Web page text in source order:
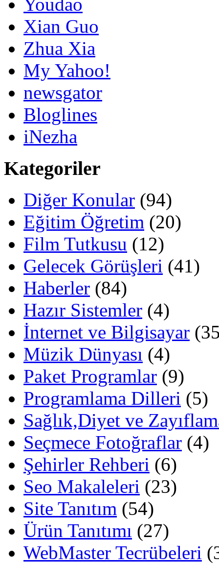
Xian Guo
Zhua Xia
My Yahoo!
newsgator
Bloglines
iNezha
Kategoriler
Diğer Konular (94)
Eğitim Öğretim (20)
Film Tutkusu (12)
Gelecek Görüşleri (41)
Haberler (84)
Hazır Sistemler (4)
İnternet ve Bilgisayar
Müzik Dünyası (4)
Paket Programlar (9)
Programlama Dilleri (5)
Sağlık,Diyet ve
Seçmece Fotoğraflar (4)
Şehirler Rehberi (6)
Seo Makaleleri (23)
Site Tanıtım (54)
Ürün Tanıtımı (27)
WebMaster Tecrübeleri